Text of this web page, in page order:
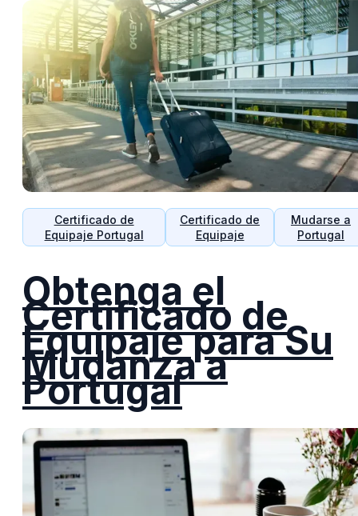
Certificado de
Equipaje Portugal
Certificado de
Equipaje
Mudarse a
Portugal
Obtenga el
Certificado de
Equipaje para Su
Mudanza a
Portugal